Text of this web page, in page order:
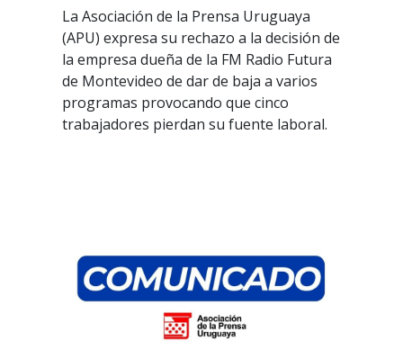
La Asociación de la Prensa Uruguaya
(APU) expresa su rechazo a la decisión de
la empresa dueña de la FM Radio Futura
de Montevideo de dar de baja a varios
programas provocando que cinco
trabajadores pierdan su fuente laboral.